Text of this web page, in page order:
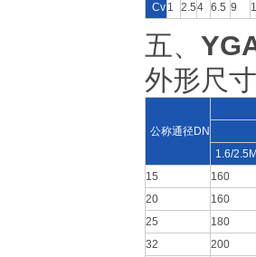
Cv 1 2.54 6.5 9
五、
外形尺
公称通径DN
1.6/
15
160
20
160
25
180
32
200